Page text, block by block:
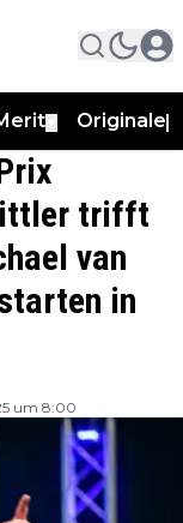
Originale
trifft
van
in
um 8:00